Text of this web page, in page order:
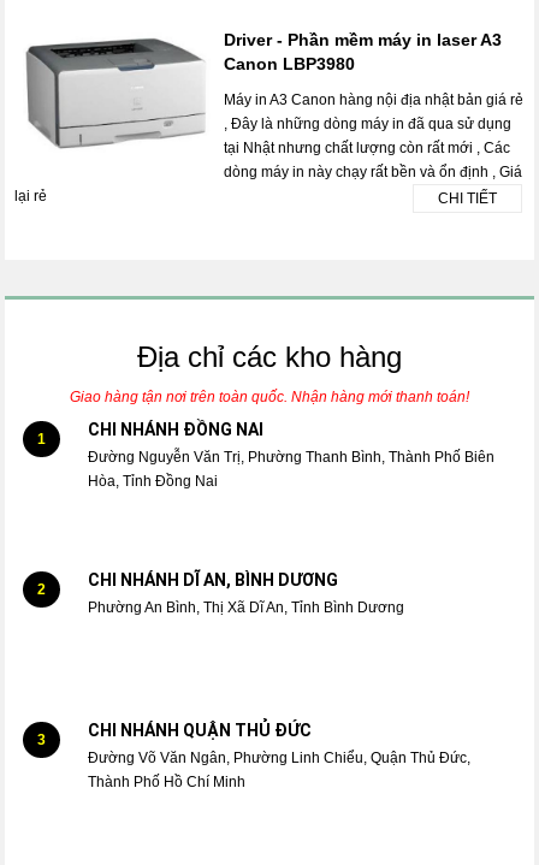
Driver - Phần mềm máy in laser A3
Canon LBP3980
Máy in A3 Canon hàng nội địa nhật bản giá rẻ
, Đây là những dòng máy in đã qua sử dụng
tại Nhật nhưng chất lượng còn rất mới , Các
dòng máy in này chạy rất bền và ổn định , Giá
lại rẻ
CHI TIẾT
Địa chỉ các kho hàng
Giao hàng tận nơi trên toàn quốc. Nhận hàng mới thanh toán!
1 CHI NHÁNH ĐỒNG NAI
Đường Nguyễn Văn Trị, Phường Thanh Bình, Thành Phố Biên
Hòa, Tỉnh Đồng Nai
2 CHI NHÁNH DĨ AN, BÌNH DƯƠNG
Phường An Bình, Thị Xã Dĩ An, Tỉnh Bình Dương
3 CHI NHÁNH QUẬN THỦ ĐỨC
Đường Võ Văn Ngân, Phường Linh Chiểu, Quận Thủ Đức,
Thành Phố Hồ Chí Minh